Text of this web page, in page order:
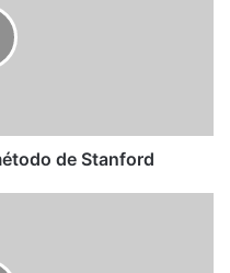
de Stanford